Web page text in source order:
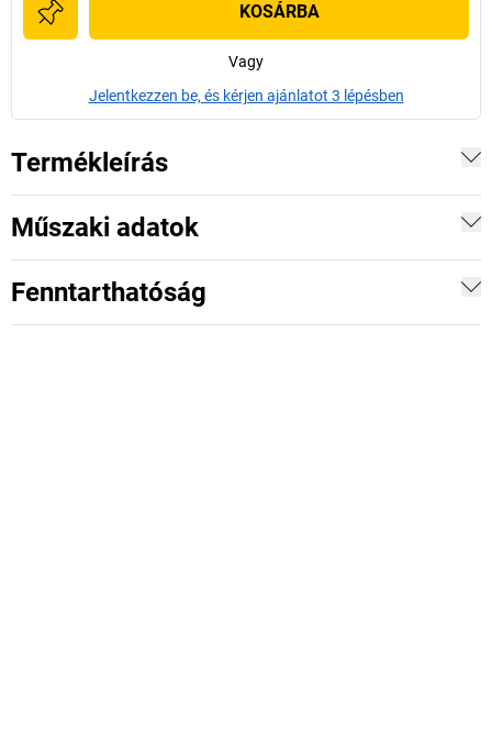
KOSÁRBA
Vagy
Jelentkezzen be, és kérjen ajánlatot 3 lépésben
Termékleírás
Műszaki adatok
Fenntarthatóság